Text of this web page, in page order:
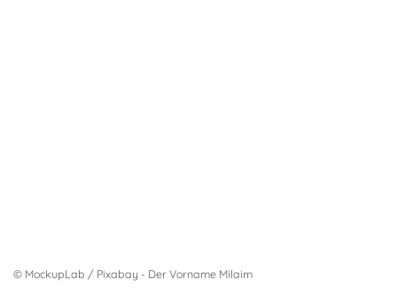
© MockupLab / Pixabay - Der Vorname Milaim